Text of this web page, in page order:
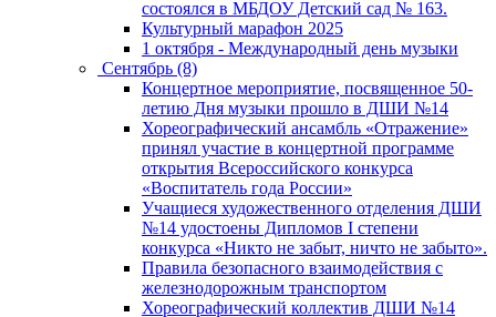
состоялся в МБДОУ Детский сад № 163.
Культурный марафон 2025
1 октября - Международный день музыки
Сентябрь (8)
Концертное мероприятие, посвященное 50-
летию Дня музыки прошло в ДШИ №14
Хореографический ансамбль «Отражение»
принял участие в концертной программе
открытия Всероссийского конкурса
«Воспитатель года России»
Учащиеся художественного отделения ДШИ
№14 удостоены Дипломов I степени
конкурса «Никто не забыт, ничто не забыто».
Правила безопасного взаимодействия с
железнодорожным транспортом
Хореографический коллектив ДШИ №14